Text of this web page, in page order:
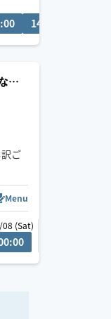
来
14:30
ベ
ご
供
て
ま
Menu
(Sat)